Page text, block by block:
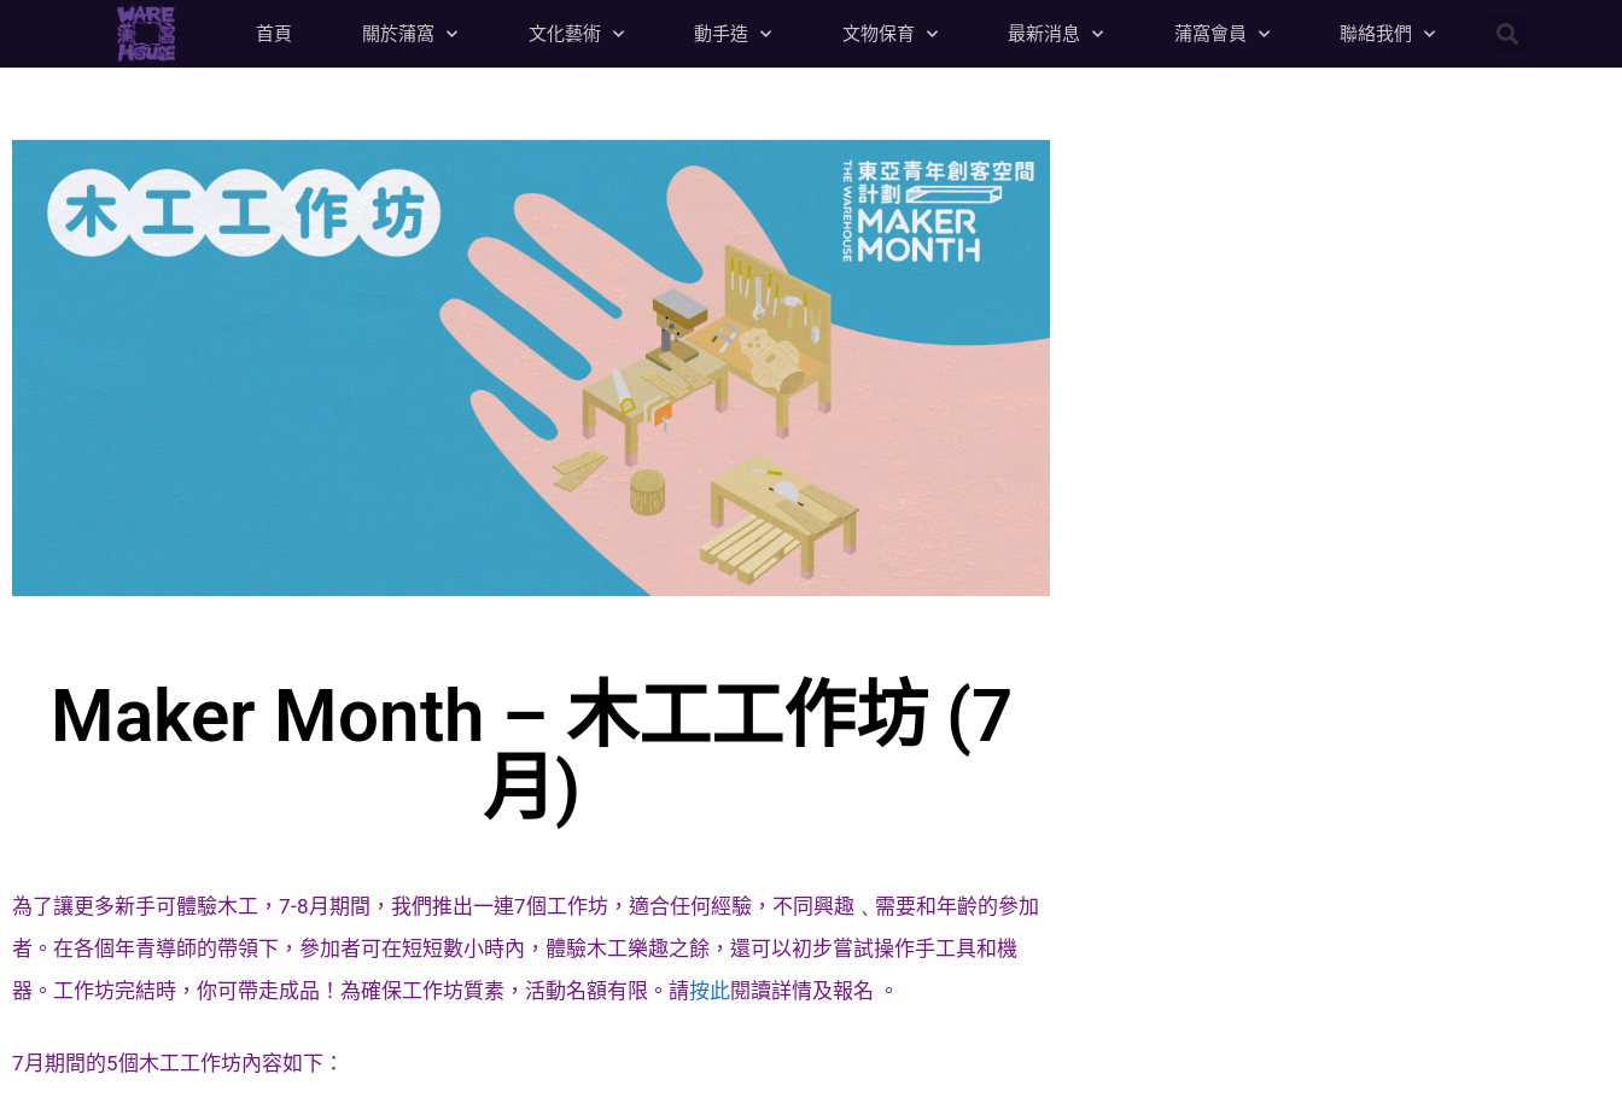
首頁 關於蒲窩 文化藝術 動手造 文物保育 最新消息 蒲窩會員 聯絡我們
Maker Month – 木工工作坊 (7
月)
為了讓更多新手可體驗木工，7-8月期間，我們推出一連7個工作坊，適合任何經驗，不同興趣﹑需要和年齡的參加
者。在各個年青導師的帶領下，參加者可在短短數小時內，體驗木工樂趣之餘，還可以初步嘗試操作手工具和機
器。工作坊完結時，你可帶走成品！為確保工作坊質素，活動名額有限。請按此閱讀詳情及報名 。
7月期間的5個木工工作坊內容如下：